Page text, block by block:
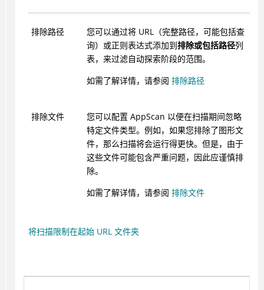
排除路径
您可以通过将 URL（完整路径，可能包括查
询）或正则表达式添加到排除或包括路径列
表，来过滤自动探索阶段的范围。
如需了解详情，请参阅 排除路径
排除文件 您可以配置 AppScan 以便在扫描期间忽略
特定文件类型。例如，如果您排除了图形文
件，那么扫描将会运行得更快。但是，由于
这些文件可能包含严重问题，因此应谨慎排
除。
如需了解详情，请参阅 排除文件
将扫描限制在起始 URL 文件夹